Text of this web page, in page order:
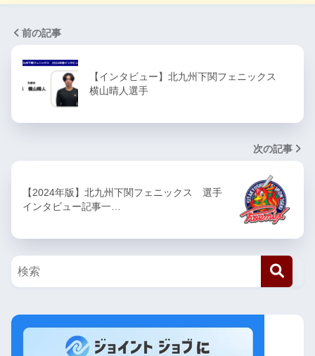
前の記事
【インタビュー】北九州下関フェニックス
横山晴人選手
次の記事
【2024年版】北九州下関フェニックス 選手
インタビュー記事一…